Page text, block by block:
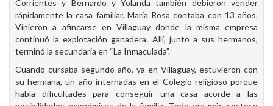
Corrientes y Bernardo y Yolanda también debieron vender
rápidamente la casa familiar. María Rosa contaba con 13 años.
Vinieron a afincarse en Villaguay donde la misma empresa
continuó la explotación ganadera. Allí, junto a sus hermanos,
terminó la secundaria en “La Inmaculada”.
Cuando cursaba segundo año, ya en Villaguay, estuvieron con
su hermana, un año internadas en el Colegio religioso porque
había dificultades para conseguir una casa acorde a las